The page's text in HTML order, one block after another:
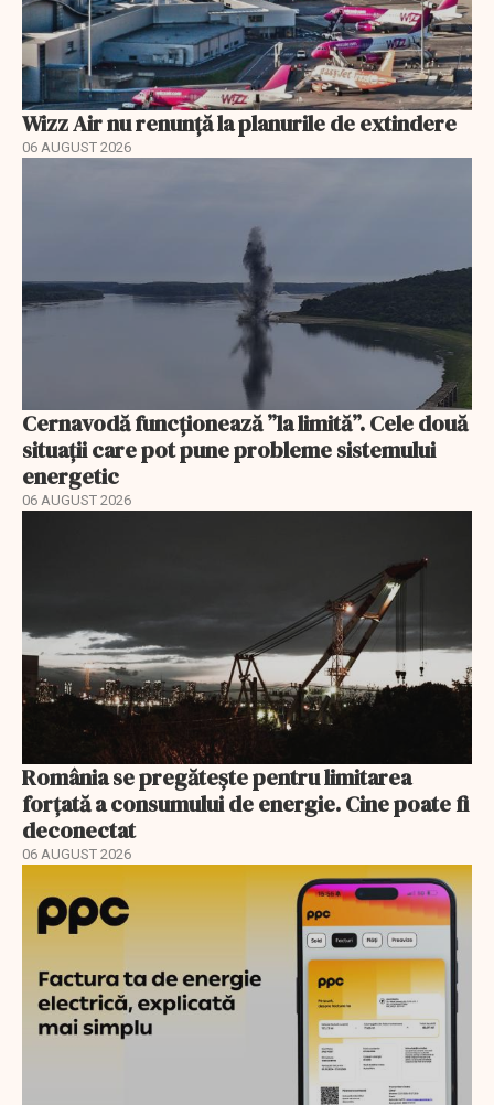
Wizz Air nu renunță la planurile de extindere
06 AUGUST 2026
Cernavodă funcționează ”la limită”. Cele două
situații care pot pune probleme sistemului
energetic
06 AUGUST 2026
România se pregătește pentru limitarea
forțată a consumului de energie. Cine poate fi
deconectat
06 AUGUST 2026